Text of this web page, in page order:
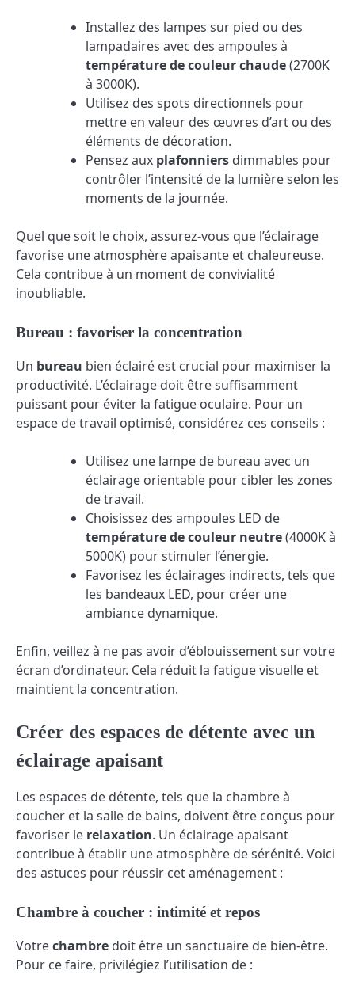
Installez des lampes sur pied ou des
lampadaires avec des ampoules à
température de couleur chaude(2700K
à 3000K).
Utilisez des spots directionnels pour
mettre en valeur des œuvres d’art ou des
éléments de décoration.
Pensez aux plafonniers dimmables pour
contrôler l’intensité de la lumière selon les
moments de la journée.
Quel que soit le choix, assurez-vous que l’éclairage
favorise une atmosphère apaisante et chaleureuse.
Cela contribue à un moment de convivialité
inoubliable.
Bureau : favoriser la concentration
Un bureau bien éclairé est crucial pour maximiser la
productivité. L’éclairage doit être suffisamment
puissant pour éviter la fatigue oculaire. Pour un
espace de travail optimisé, considérez ces conseils :
Utilisez une lampe de bureau avec un
éclairage orientable pour cibler les zones
de travail.
Choisissez des ampoules LED de
température de couleur neutre(4000K à
5000K) pour stimuler l’énergie.
Favorisez les éclairages indirects, tels que
les bandeaux LED, pour créer une
ambiance dynamique.
Enfin, veillez à ne pas avoir d’éblouissement sur votre
écran d’ordinateur. Cela réduit la fatigue visuelle et
maintient la concentration.
Créer des espaces de détente avec un
éclairage apaisant
Les espaces de détente, tels que la chambre à
coucher et la salle de bains, doivent être conçus pour
favoriser le relaxation. Un éclairage apaisant
contribue à établir une atmosphère de sérénité. Voici
des astuces pour réussir cet aménagement :
Chambre à coucher : intimité et repos
Votrechambre doit être un sanctuaire de bien-être.
Pour ce faire, privilégiez l’utilisation de :